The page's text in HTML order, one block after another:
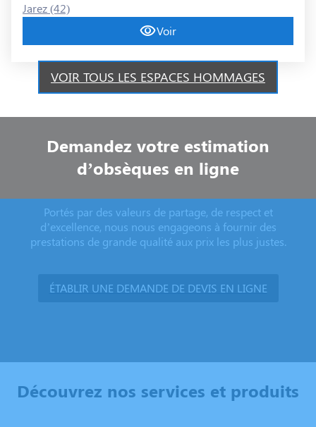
Jarez (42)
Voir
VOIR TOUS LES ESPACES HOMMAGES
Demandez votre estimation
d’obsèques en ligne
Portés par des valeurs de partage, de respect et
d’excellence, nous nous engageons à fournir des
prestations de grande qualité aux prix les plus justes.
ÉTABLIR UNE DEMANDE DE DEVIS EN LIGNE
Découvrez nos services et produits